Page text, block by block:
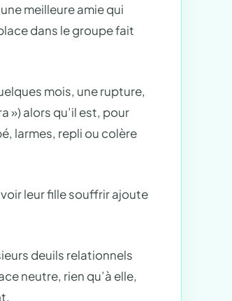
meilleure amie qui
dans le groupe fait
mois, une rupture,
») alors qu’il est, pour
larmes, repli ou colère
leur fille souffrir ajoute
deuils relationnels
neutre, rien qu’à elle,